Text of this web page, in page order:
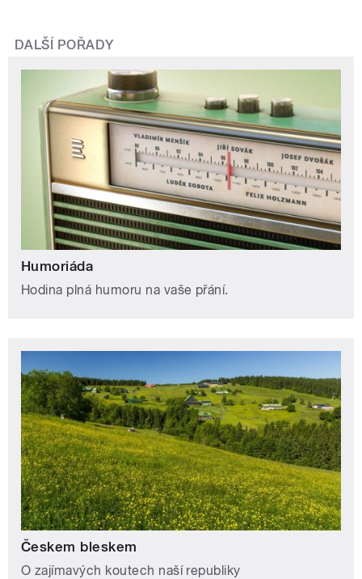
DALŠÍ POŘADY
Humoriáda
Hodina plná humoru na vaše přání.
Českem bleskem
O zajímavých koutech naší republiky